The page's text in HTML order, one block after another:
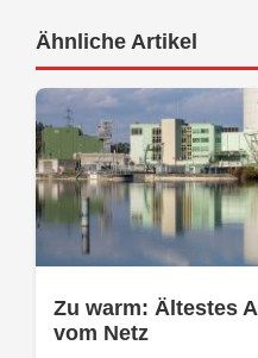
Ähnliche Artikel
Zu warm: Ältestes
vom Netz